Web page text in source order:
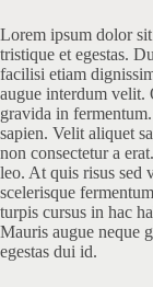
Lorem ipsum dolor
tristique et egestas.
facilisi etiam
augue interdum velit.
gravida in
sapien. Velit aliquet
non consectetur a
leo. At quis risus sed
scelerisque
turpis cursus in hac
Mauris augue neque
egestas dui id.